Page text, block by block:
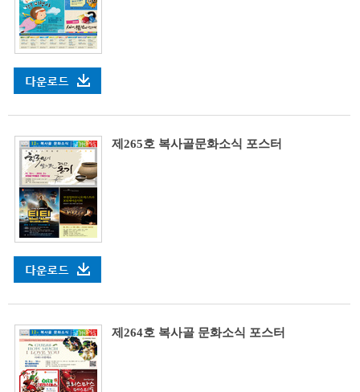
제265호 복사골문화소식 포스터
제264호 복사골 문화소식 포스터